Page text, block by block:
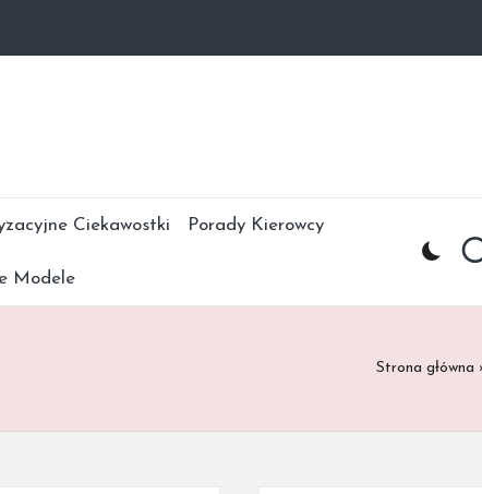
Ciekawostki Porady Kierowcy
Modele
Strona główna